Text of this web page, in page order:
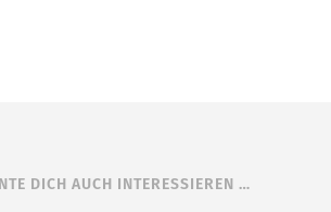
DICH AUCH INTERESSIEREN …